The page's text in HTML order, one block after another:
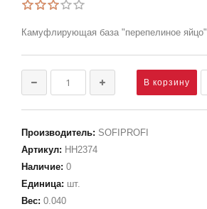
Камуфлирующая база "перепелиное яйцо"
Производитель: SOFIPROFI
Артикул: НН2374
Наличие: 0
Единица: шт.
Вес: 0.040